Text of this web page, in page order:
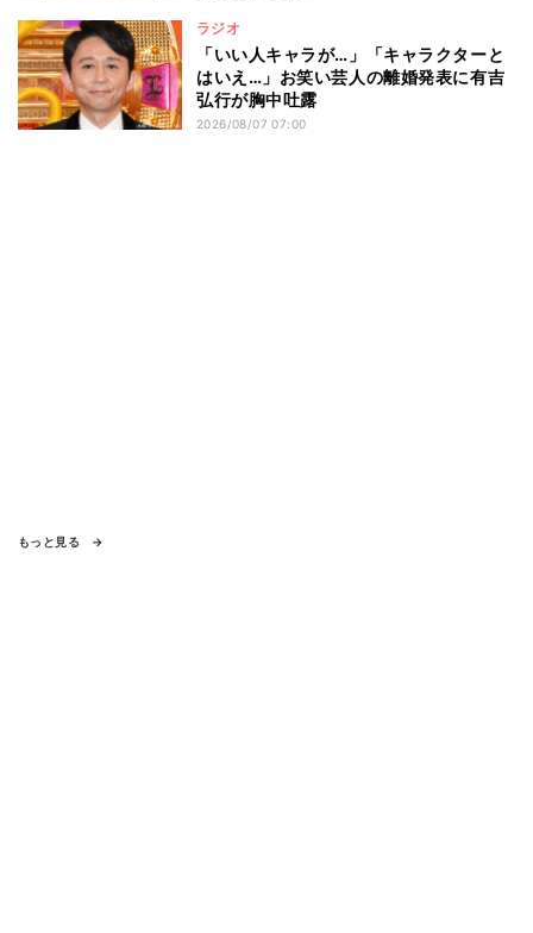
ラジオ
「いい人キャラが…」「キャラクターと
はいえ…」お笑い芸人の離婚発表に有吉
弘行が胸中吐露
2026/08/07 07:00
もっと見る